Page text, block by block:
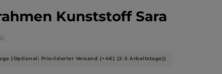
Kunststoff Sara
Bewertung von 4.71 von 5 Sternen
(Optional: Priorisierter Versand (+4€) (2-3 Arbeitstage))